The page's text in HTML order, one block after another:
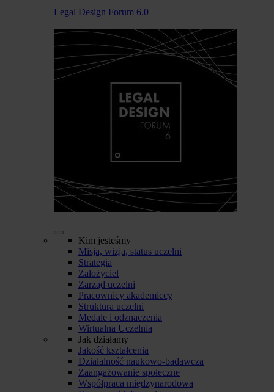
Legal Design Forum 6.0
Kim jesteśmy
Misja, wizja, status uczelni
Strategia
Założyciel
Zarząd uczelni
Pracownicy akademiccy
Struktura uczelni
Medale i odznaczenia
Wirtualna Uczelnia
Jak działamy
Jakość kształcenia
Działalność naukowo-badawcza
Zaangażowanie społeczne
Współpraca międzynarodowa